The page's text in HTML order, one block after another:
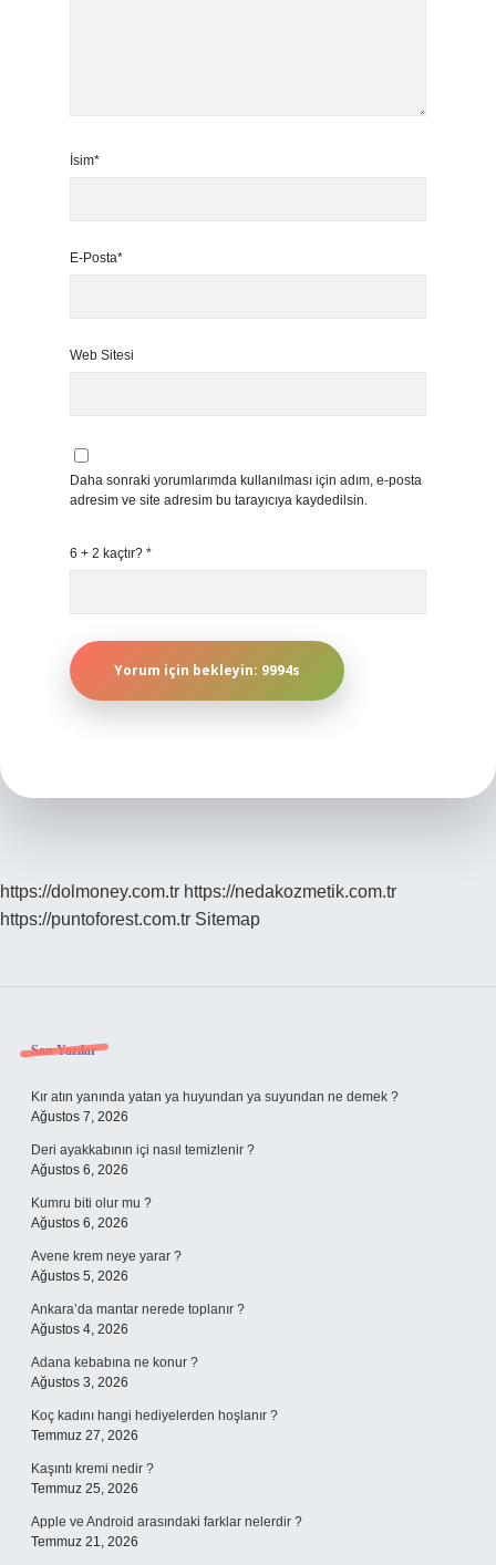
İsim*
E-Posta*
Web Sitesi
Daha sonraki yorumlarımda kullanılması için adım, e-posta
adresim ve site adresim bu tarayıcıya kaydedilsin.
6 + 2 kaçtır? *
https://dolmoney.com.tr https://nedakozmetik.com.tr
https://puntoforest.com.tr Sitemap
Sidebar
Son Yazılar
Kır atın yanında yatan ya huyundan ya suyundan ne demek ?
Ağustos 7, 2026
Deri ayakkabının içi nasıl temizlenir ?
Ağustos 6, 2026
Kumru biti olur mu ?
Ağustos 6, 2026
Avene krem neye yarar ?
Ağustos 5, 2026
Ankara’da mantar nerede toplanır ?
Ağustos 4, 2026
Adana kebabına ne konur ?
Ağustos 3, 2026
Koç kadını hangi hediyelerden hoşlanır ?
Temmuz 27, 2026
Kaşıntı kremi nedir ?
Temmuz 25, 2026
Apple ve Android arasındaki farklar nelerdir ?
Temmuz 21, 2026